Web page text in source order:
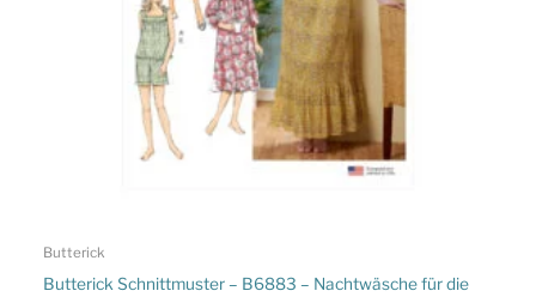
Butterick
Butterick Schnittmuster – B6883 – Nachtwäsche für die